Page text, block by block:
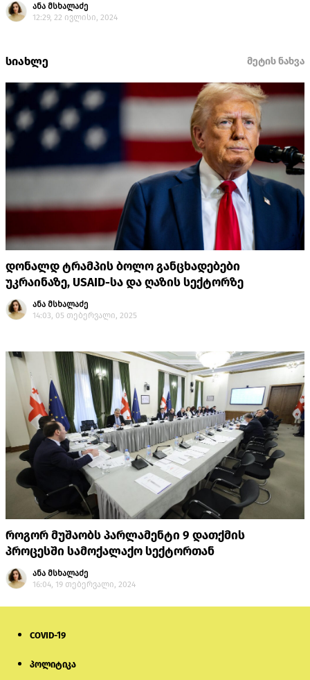
ანა მსხალაძე
12:29, 22 ივლისი, 2024
სიახლე მეტის ნახვა
დონალდ ტრამპის ბოლო განცხადებები
უკრაინაზე, USAID-სა და ღაზის სექტორზე
ანა მსხალაძე
14:03, 05 თებერვალი, 2025
როგორ მუშაობს პარლამენტი 9 დათქმის
პროცესში სამოქალაქო სექტორთან
ანა მსხალაძე
16:04, 19 თებერვალი, 2024
COVID-19
პოლიტიკა